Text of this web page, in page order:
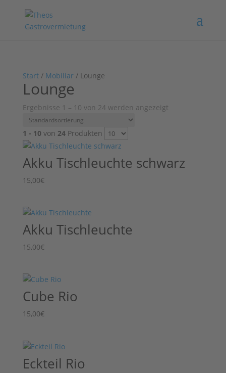
Start/ Mobiliar/ Lounge
Lounge
Ergebnisse 1 – 10 von 24 werden angezeigt
1 - 10 von 24Produkten
Akku Tischleuchte schwarz
15,00€
Akku Tischleuchte
15,00€
Cube Rio
15,00€
Eckteil Rio